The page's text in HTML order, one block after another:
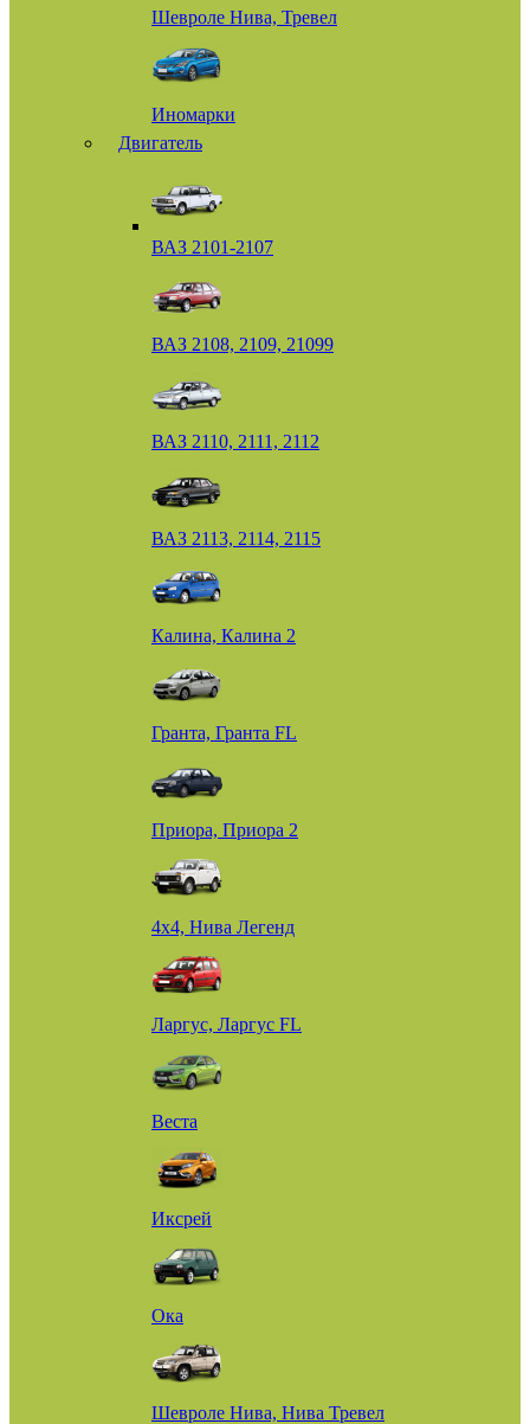
Шевроле Нива, Тревел
Иномарки
Двигатель
ВАЗ 2101-2107
ВАЗ 2108, 2109, 21099
ВАЗ 2110, 2111, 2112
ВАЗ 2113, 2114, 2115
Калина, Калина 2
Гранта, Гранта FL
Приора, Приора 2
4х4, Нива Легенд
Ларгус, Ларгус FL
Веста
Иксрей
Ока
Шевроле Нива, Нива Тревел